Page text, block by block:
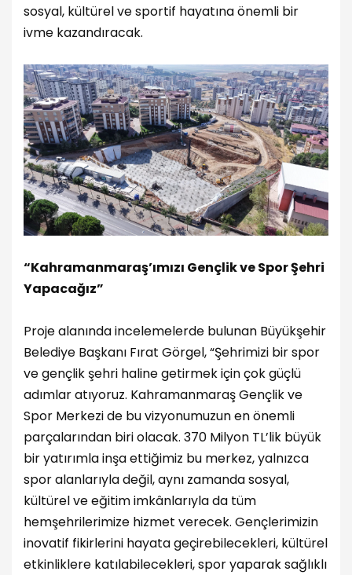
sosyal, kültürel ve sportif hayatına önemli bir
ivme kazandıracak.
“Kahramanmaraş’ımızı Gençlik ve Spor Şehri
Yapacağız”
Proje alanında incelemelerde bulunan Büyükşehir
Belediye Başkanı Fırat Görgel, “Şehrimizi bir spor
ve gençlik şehri haline getirmek için çok güçlü
adımlar atıyoruz. Kahramanmaraş Gençlik ve
Spor Merkezi de bu vizyonumuzun en önemli
parçalarından biri olacak. 370 Milyon TL’lik büyük
bir yatırımla inşa ettiğimiz bu merkez, yalnızca
spor alanlarıyla değil, aynı zamanda sosyal,
kültürel ve eğitim imkânlarıyla da tüm
hemşehrilerimize hizmet verecek. Gençlerimizin
inovatif fikirlerini hayata geçirebilecekleri, kültürel
etkinliklere katılabilecekleri, spor yaparak sağlıklı